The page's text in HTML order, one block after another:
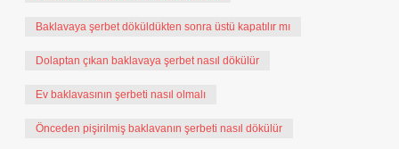
Baklavaya şerbet döküldükten sonra üstü kapatılır mı
Dolaptan çıkan baklavaya şerbet nasıl dökülür
Ev baklavasının şerbeti nasıl olmalı
Önceden pişirilmiş baklavanın şerbeti nasıl dökülür